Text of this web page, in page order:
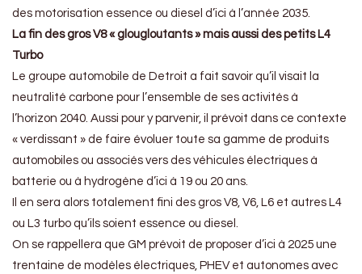
des motorisation essence ou diesel d’ici à l’année 2035.
La fin des gros V8 « glougloutants » mais aussi des petits L4
Turbo
Le groupe automobile de Detroit a fait savoir qu’il visait la
neutralité carbone pour l’ensemble de ses activités à
l’horizon 2040. Aussi pour y parvenir, il prévoit dans ce contexte
« verdissant » de faire évoluer toute sa gamme de produits
automobiles ou associés vers des véhicules électriques à
batterie ou à hydrogène d’ici à 19 ou 20 ans.
Il en sera alors totalement fini des gros V8, V6, L6 et autres L4
ou L3 turbo qu’ils soient essence ou diesel.
On se rappellera que GM prévoit de proposer d’ici à 2025 une
trentaine de modèles électriques, PHEV et autonomes avec